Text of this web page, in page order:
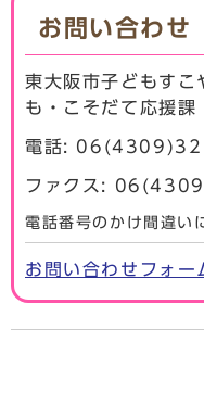
お問い合わせ
東大阪市子どもすこ
も・こそだて応援課
電話:
ファクス:
電話番号のかけ間違い
お問い合わせフォー